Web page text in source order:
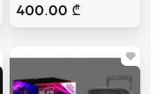
400.00 ₾